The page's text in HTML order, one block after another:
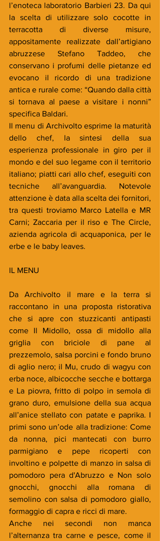
l’enoteca laboratorio Barbieri 23. Da qui
la scelta di utilizzare solo cocotte in
terracotta di diverse misure,
appositamente realizzate dall’artigiano
abruzzese Stefano Taddeo, che
conservano i profumi delle pietanze ed
evocano il ricordo di una tradizione
antica e rurale come: “Quando dalla città
si tornava al paese a visitare i nonni”
specifica Baldari.
Il menu di Archivolto esprime la maturità
dello chef, la sintesi della sua
esperienza professionale in giro per il
mondo e del suo legame con il territorio
italiano; piatti cari allo chef, eseguiti con
tecniche all’avanguardia. Notevole
attenzione è data alla scelta dei fornitori,
tra questi troviamo Marco Latella e MR
Carni; Zaccaria per il riso e The Circle,
azienda agricola di acquaponica, per le
erbe e le baby leaves.
IL MENU
Da Archivolto il mare e la terra si
raccontano in una proposta ristorativa
che si apre con stuzzicanti antipasti
come Il Midollo, ossa di midollo alla
griglia con briciole di pane al
prezzemolo, salsa porcini e fondo bruno
di aglio nero; il Mu, crudo di wagyu con
erba noce, albicocche secche e bottarga
e La piovra, fritto di polpo in semola di
grano duro, emulsione della sua acqua
all’anice stellato con patate e paprika. I
primi sono un’ode alla tradizione: Come
da nonna, pici mantecati con burro
parmigiano e pepe ricoperti con
involtino e polpette di manzo in salsa di
pomodoro pera d'Abruzzo e Non solo
gnocchi, gnocchi alla romana di
semolino con salsa di pomodoro giallo,
formaggio di capra e ricci di mare.
Anche nei secondi non manca
l’alternanza tra carne e pesce, come il